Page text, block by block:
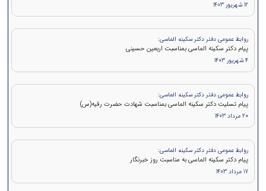
12 شهریور 1403
روابط عمومی دفتر دکتر سکینه الماسی:
پیام دکتر سکینه الماسی بمناسبت اربعین حسینی
4 شهریور 1403
روابط عمومی دفتر دکتر سکینه الماسی:
پیام تسلیت دکتر سکینه الماسی بمناسبت شهادت حضرت رقیه(س)
20 مرداد 1403
روابط عمومی دفتر دکتر سکینه الماسی:
پیام دکتر سکینه الماسی به مناسبت روز خبرنگار
17 مرداد 1403